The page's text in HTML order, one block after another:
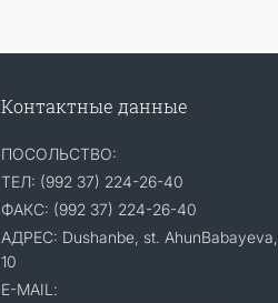
Контактные данные
ПОСОЛЬСТВО:
ТЕЛ: (992 37) 224-26-40
ФАКС: (992 37) 224-26-40
АДРЕС: Dushanbe, st. AhunBabayeva,
10
E-MAIL: